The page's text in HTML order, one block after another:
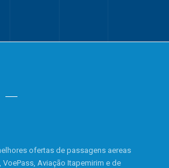
ofertas de passagens aereas
VoePass, Aviação Itapemirim e de